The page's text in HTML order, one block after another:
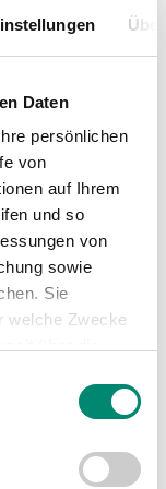
Daten
persönlichen
von
auf Ihrem
und so
von
sowie
Sie
welche Zwecke
Daten
im
(74)
(91)